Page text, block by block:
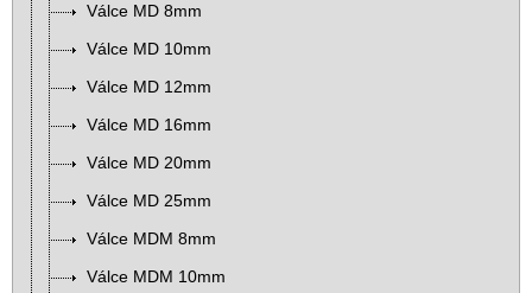
Válce MD 8mm
Válce MD 10mm
Válce MD 12mm
Válce MD 16mm
Válce MD 20mm
Válce MD 25mm
Válce MDM 8mm
Válce MDM 10mm